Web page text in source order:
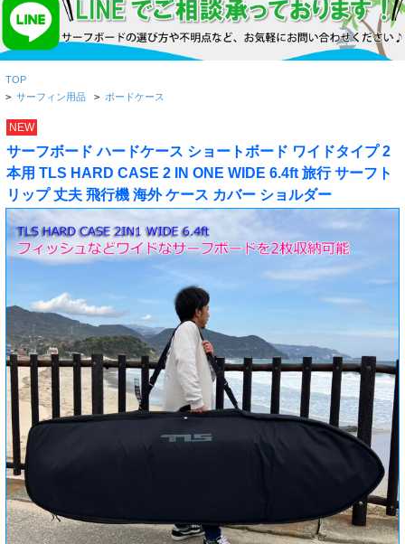
TOP
> サーフィン用品 > ボードケース
NEW
サーフボード ハードケース ショートボード ワイドタイプ 2
本用 TLS HARD CASE 2 IN ONE WIDE 6.4ft 旅行 サーフト
リップ 丈夫 飛行機 海外 ケース カバー ショルダー